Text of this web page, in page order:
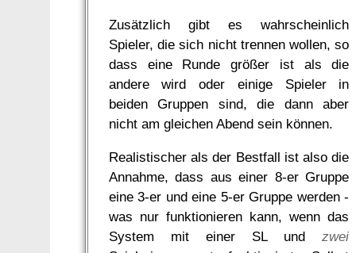
Zusätzlich gibt es wahrscheinlich
Spieler, die sich nicht trennen wollen, so
dass eine Runde größer ist als die
andere wird oder einige Spieler in
beiden Gruppen sind, die dann aber
nicht am gleichen Abend sein können.
Realistischer als der Bestfall ist also die
Annahme, dass aus einer 8-er Gruppe
eine 3-er und eine 5-er Gruppe werden -
was nur funktionieren kann, wenn das
System mit einer SL undzwei